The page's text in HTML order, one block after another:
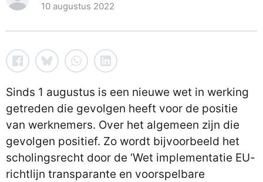
10 augustus 2022
Sinds 1 augustus is een nieuwe wet in werking
getreden die gevolgen heeft voor de positie
van werknemers. Over het algemeen zijn die
gevolgen positief. Zo wordt bijvoorbeeld het
scholingsrecht door de ‘Wet implementatie EU-
richtlijn transparante en voorspelbare